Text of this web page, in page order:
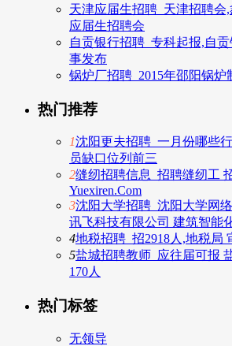
天津应届生招聘_天津招聘会
应届生招聘会
自贡银行招聘_专科起报,自
事发布
锅炉厂招聘_2015年邵阳锅炉
热门推荐
1沈阳更夫招聘_一月份哪些
员缺口位列前三
2缝纫招聘信息_招聘缝纫工
Yuexiren.Com
3沈阳大学招聘_沈阳大学网
讯飞科技有限公司 建筑智能
4地税招聘_招2918人,地税局
5盐城招聘教师_应往届可报
170人
热门标签
无领导